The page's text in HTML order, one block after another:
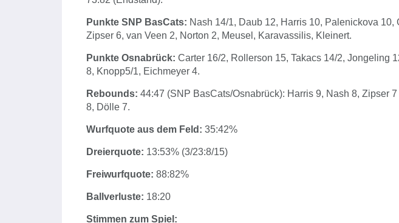
Punkte SNP BasCats: Nash 14/1, Daub 12, Harris 10, Palenickova 10,
Zipser 6, van Veen 2, Norton 2, Meusel, Karavassilis, Kleinert.
Punkte Osnabrück: Carter 16/2, Rollerson 15, Takacs 14/2, Jongeling
8, Knopp5/1, Eichmeyer 4.
Rebounds: 44:47 (SNP BasCats/Osnabrück): Harris 9, Nash 8, Zipser
8, Dölle 7.
Wurfquote aus dem Feld: 35:42%
Dreierquote: 13:53% (3/23:8/15)
Freiwurfquote: 88:82%
Ballverluste: 18:20
Stimmen zum Spiel: